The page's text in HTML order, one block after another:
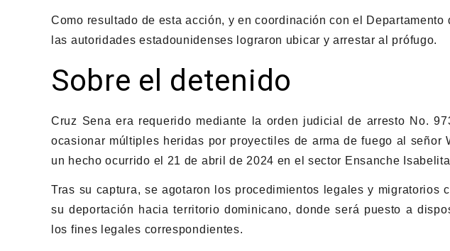
Como resultado de esta acción, y en coordinación con el
las autoridades estadounidenses lograron ubicar y arrestar al prófugo.
Sobre el detenido
Cruz Sena era requerido mediante la orden judicial de arresto No.
ocasionar múltiples heridas por proyectiles de arma de fuego al señor
un hecho ocurrido el 21 de abril de 2024 en el sector Ensanche
Tras su captura, se agotaron los procedimientos legales y migratorios
su deportación hacia territorio dominicano, donde será puesto a
los fines legales correspondientes.